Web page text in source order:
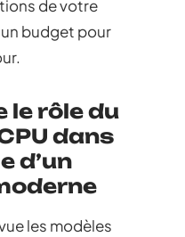
de votre
budget pour
le rôle du
dans
d’un
les modèles